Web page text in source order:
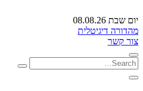
יום שבת 08.08.26
מהדורה דיגיטלית
צור קשר